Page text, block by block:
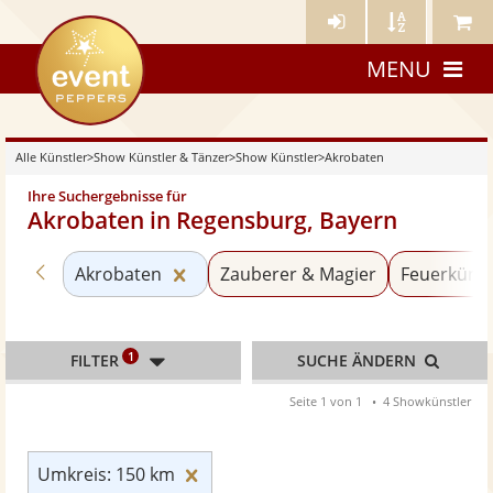
Künstler- Künstler Meine
eventpeppers
MENU
Alle Künstler>Show Künstler & Tänzer>Show Künstler>Akrobaten
Ihre Suchergebnisse für
Akrobaten in Regensburg, Bayern
Zurück zu «Show Künstler»
Akrobaten Kategorie «Akrobaten»
Zauberer & Magier
Umkreis: 150 km
FILTER 1 SUCHE ÄNDERN
Seite 1 von 1 4 Showkünstler